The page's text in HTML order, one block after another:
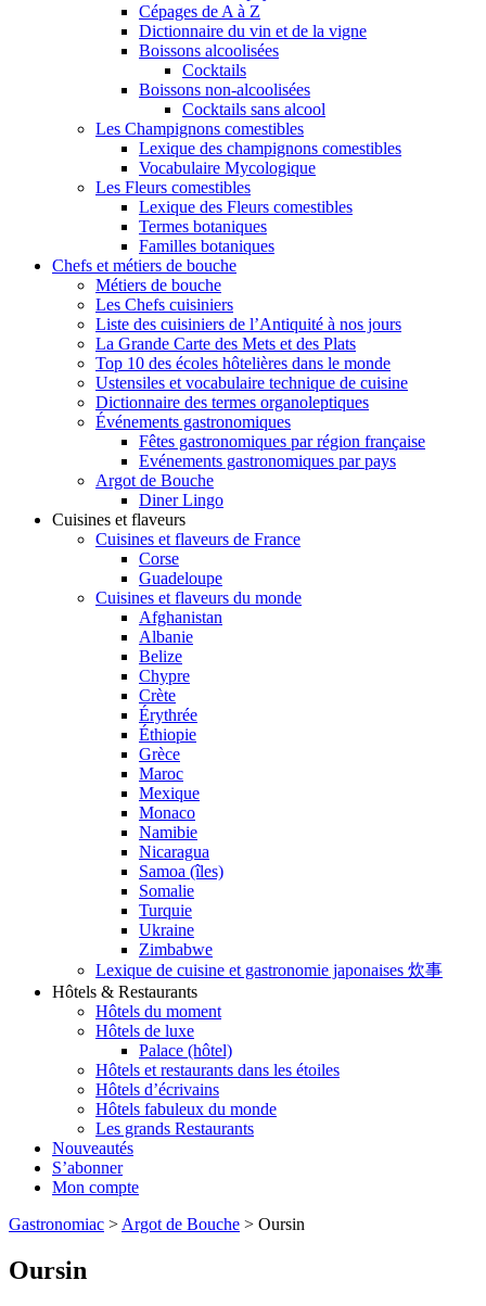
Cépages de A à Z
Dictionnaire du vin et de la vigne
Boissons alcoolisées
Cocktails
Boissons non-alcoolisées
Cocktails sans alcool
Les Champignons comestibles
Lexique des champignons comestibles
Vocabulaire Mycologique
Les Fleurs comestibles
Lexique des Fleurs comestibles
Termes botaniques
Familles botaniques
Chefs et métiers de bouche
Métiers de bouche
Les Chefs cuisiniers
Liste des cuisiniers de l’Antiquité à nos jours
La Grande Carte des Mets et des Plats
Top 10 des écoles hôtelières dans le monde
Ustensiles et vocabulaire technique de cuisine
Dictionnaire des termes organoleptiques
Événements gastronomiques
Fêtes gastronomiques par région française
Evénements gastronomiques par pays
Argot de Bouche
Diner Lingo
Cuisines et flaveurs
Cuisines et flaveurs de France
Corse
Guadeloupe
Cuisines et flaveurs du monde
Afghanistan
Albanie
Belize
Chypre
Crète
Érythrée
Éthiopie
Grèce
Maroc
Mexique
Monaco
Namibie
Nicaragua
Samoa (îles)
Somalie
Turquie
Ukraine
Zimbabwe
Lexique de cuisine et gastronomie japonaises 炊事
Hôtels & Restaurants
Hôtels du moment
Hôtels de luxe
Palace (hôtel)
Hôtels et restaurants dans les étoiles
Hôtels d’écrivains
Hôtels fabuleux du monde
Les grands Restaurants
Nouveautés
S’abonner
Mon compte
Gastronomiac > Argot de Bouche > Oursin
Oursin